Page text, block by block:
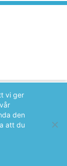
vi ger
den
att du